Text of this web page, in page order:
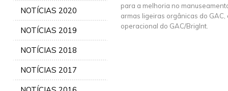
NOTÍCIAS 2020
NOTÍCIAS 2019
NOTÍCIAS 2018
NOTÍCIAS 2017
para a melhoria no
armas ligeiras orgânicas do
operacional do GAC/BrigInt.